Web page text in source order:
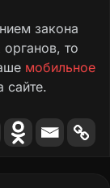
закона
то
мобильное
сайте.